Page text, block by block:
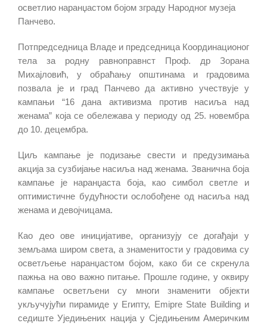
осветлио наранџастом бојом зграду Народног музеја
Панчево.
Потпредседница Владе и председница Координационог
тела за родну равноправнст Проф. др Зорана
Михајловић, у обраћању општинама и градовима
позвала је и град Панчево да активно учествује у
кампањи “16 дана активизма против насиља над
женама” која се обележава у периоду од 25. новембра
до 10. децембра.
Циљ кампање је подизање свести и предузимања
акција за сузбијање насиља над женама. Званична боја
кампање је наранџаста боја, као симбол светле и
оптимистичне будућности ослобођене од насиља над
женама и девојчицама.
Као део ове иницијативе, организују се догађаји у
земљама широм света, а знаменитости у градовима су
осветљење наранџастом бојом, како би се скренула
пажња на ово важно питање. Прошле године, у оквиру
кампање осветљени су многи знаменити објекти
укључујући пирамиде у Египту, Emipre State Building и
седиште Уједињених нација у Сједињеним Америчким